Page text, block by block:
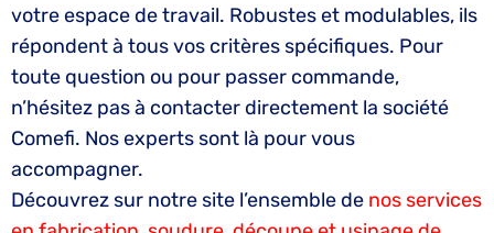
votre espace de travail. Robustes et modulables, ils
répondent à tous vos critères spécifiques. Pour
toute question ou pour passer commande,
n’hésitez pas à contacter directement la société
Comefi. Nos experts sont là pour vous
accompagner.
Découvrez sur notre site l’ensemble de nos services